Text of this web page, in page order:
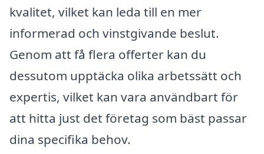
kvalitet, vilket kan leda till en mer
informerad och vinstgivande beslut.
Genom att få flera offerter kan du
dessutom upptäcka olika arbetssätt och
expertis, vilket kan vara användbart för
att hitta just det företag som bäst passar
dina specifika behov.